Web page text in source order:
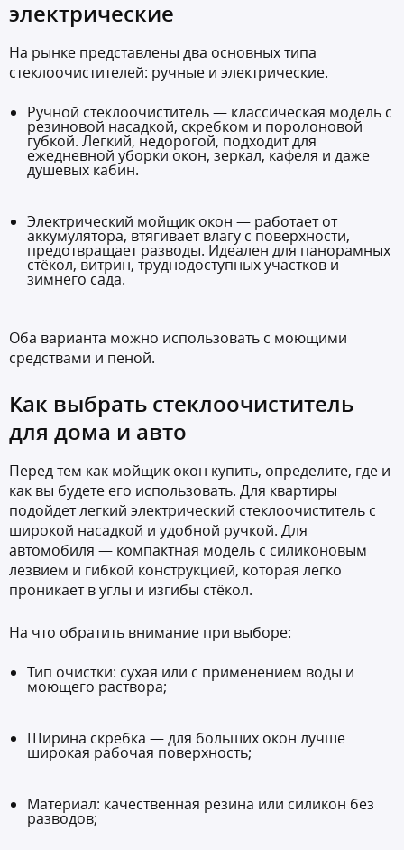
электрические
На рынке представлены два основных типа
стеклоочистителей: ручные и электрические.
Ручной стеклоочиститель — классическая модель с
резиновой насадкой, скребком и поролоновой
губкой. Легкий, недорогой, подходит для
ежедневной уборки окон, зеркал, кафеля и даже
душевых кабин.
Электрический мойщик окон — работает от
аккумулятора, втягивает влагу с поверхности,
предотвращает разводы. Идеален для панорамных
стёкол, витрин, труднодоступных участков и
зимнего сада.
Оба варианта можно использовать с моющими
средствами и пеной.
Как выбрать стеклоочиститель
для дома и авто
Перед тем как мойщик окон купить, определите, где и
как вы будете его использовать. Для квартиры
подойдет легкий электрический стеклоочиститель с
широкой насадкой и удобной ручкой. Для
автомобиля — компактная модель с силиконовым
лезвием и гибкой конструкцией, которая легко
проникает в углы и изгибы стёкол.
На что обратить внимание при выборе:
Тип очистки: сухая или с применением воды и
моющего раствора;
Ширина скребка — для больших окон лучше
широкая рабочая поверхность;
Материал: качественная резина или силикон без
разводов;